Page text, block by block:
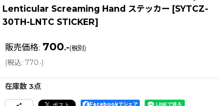
Lenticular Screaming Hand ステッカー [SYTCZ-
30TH-LNTC STICKER]
販売価格: 700.-(税別)
(税込: 770.-)
在庫数 3点
Facebookでシェア